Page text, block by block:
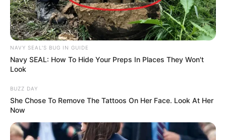
NAVY SEAL'S BUG IN GUIDE
Navy SEAL: How To Hide Your Preps In Places They Won't
Look
BUZZ DAY
She Chose To Remove The Tattoos On Her Face. Look At Her
Now